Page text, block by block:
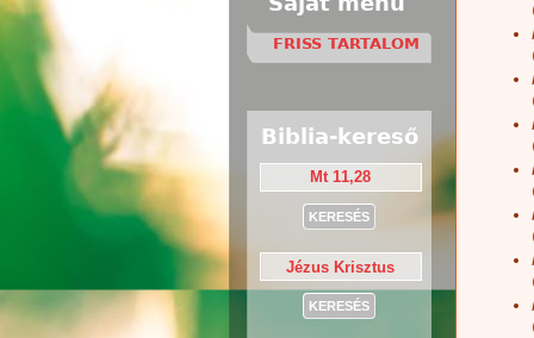
FRISS TARTALOM
Biblia-kereső